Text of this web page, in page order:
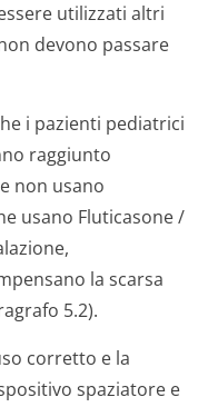
utilizzati altri
devono passare
i pazienti pediatrici
raggiunto
non usano
usano Fluticasone /
la scarsa
5.2).
corretto e la
spaziatore e